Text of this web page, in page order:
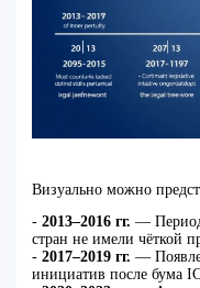
Визуально можно
-2013–2016 гг. — Период
стран не имели чёткой
-2017–2019 гг. —
инициатив после бума